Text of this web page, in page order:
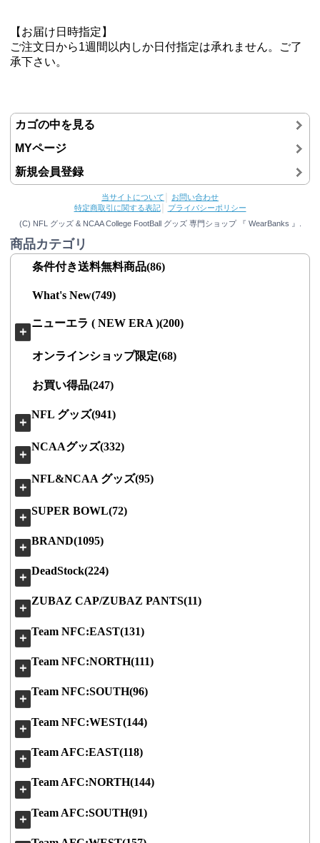
【お届け日時指定】
ご注文日から1週間以内しか日付指定は承れません。ご了
承下さい。
カゴの中を見る
MYページ
新規会員登録
当サイトについて
お問い合わせ
特定商取引に関する表記│
プライバシーポリシー
(C) NFL グッズ & NCAA College FootBall グッズ 専門ショップ 『 WearBanks 』.
商品カテゴリ
条件付き送料無料商品(86)
What's New(749)
＋
ニューエラ ( NEW ERA )(200)
オンラインショップ限定(68)
お買い得品(247)
＋
NFL グッズ(941)
＋
NCAAグッズ(332)
＋
NFL&NCAA グッズ(95)
＋
SUPER BOWL(72)
＋
BRAND(1095)
＋
DeadStock(224)
＋
ZUBAZ CAP/ZUBAZ PANTS(11)
＋
Team NFC:EAST(131)
＋
Team NFC:NORTH(111)
＋
Team NFC:SOUTH(96)
＋
Team NFC:WEST(144)
＋
Team AFC:EAST(118)
＋
Team AFC:NORTH(144)
＋
Team AFC:SOUTH(91)